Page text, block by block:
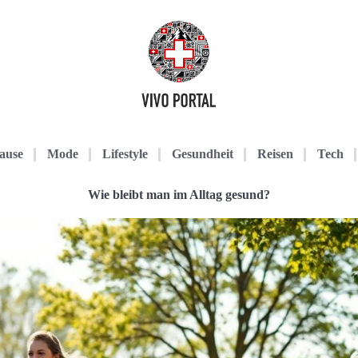
Mode Lifestyle Gesundheit Reisen Tech
Wie bleibt man im Alltag gesund?